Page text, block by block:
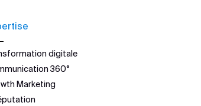
digitale
360°
Marketing